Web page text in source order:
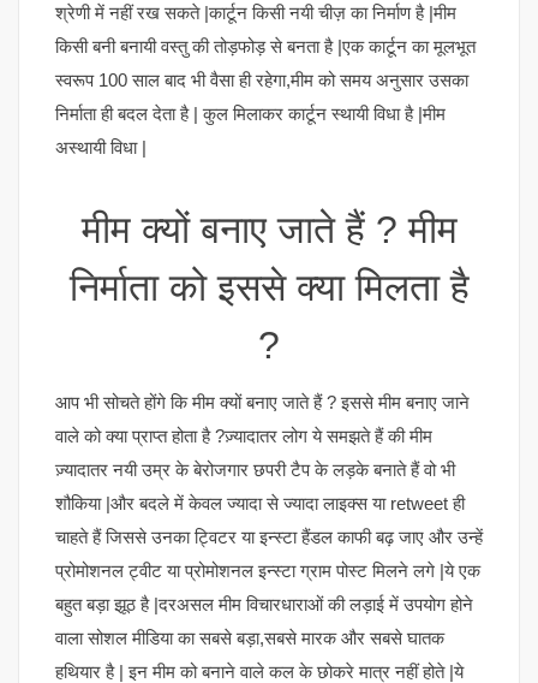
श्रेणी में नहीं रख सकते |कार्टून किसी नयी चीज़ का निर्माण है |मीम
किसी बनी बनायी वस्तु की तोड़फोड़ से बनता है |एक कार्टून का मूलभूत
स्वरूप 100 साल बाद भी वैसा ही रहेगा,मीम को समय अनुसार उसका
निर्माता ही बदल देता है | कुल मिलाकर कार्टून स्थायी विधा है |मीम
अस्थायी विधा |
मीम क्यों बनाए जाते हैं ? मीम
निर्माता को इससे क्या मिलता है
?
आप भी सोचते होंगे कि मीम क्यों बनाए जाते हैं ? इससे मीम बनाए जाने
वाले को क्या प्राप्त होता है ?ज़्यादातर लोग ये समझते हैं की मीम
ज़्यादातर नयी उम्र के बेरोजगार छपरी टैप के लड़के बनाते हैं वो भी
शौकिया |और बदले में केवल ज्यादा से ज्यादा लाइक्स या retweet ही
चाहते हैं जिससे उनका ट्विटर या इन्स्टा हैंडल काफी बढ़ जाए और उन्हें
प्रोमोशनल ट्वीट या प्रोमोशनल इन्स्टा ग्राम पोस्ट मिलने लगे |ये एक
बहुत बड़ा झूठ है |दरअसल मीम विचारधाराओं की लड़ाई में उपयोग होने
वाला सोशल मीडिया का सबसे बड़ा,सबसे मारक और सबसे घातक
हथियार है | इन मीम को बनाने वाले कल के छोकरे मात्र नहीं होते |ये